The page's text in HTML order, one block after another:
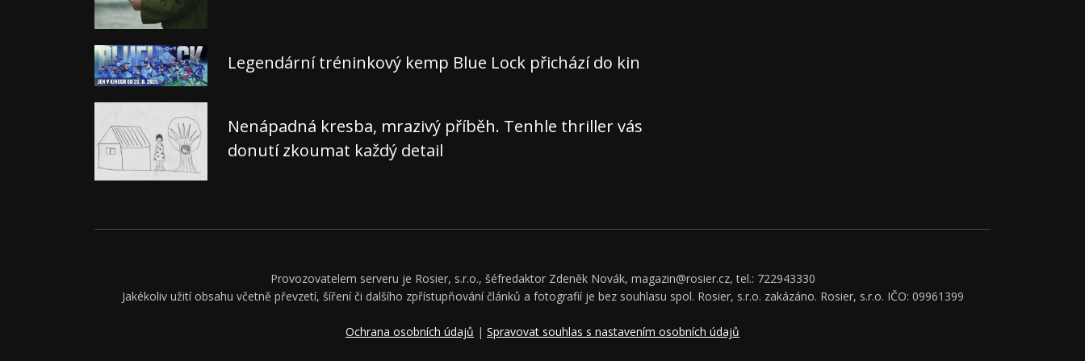
Legendární tréninkový kemp Blue Lock přichází do kin
Nenápadná kresba, mrazivý příběh. Tenhle thriller vás
donutí zkoumat každý detail
Provozovatelem serveru je Rosier, s.r.o., šéfredaktor Zdeněk Novák, magazin@rosier.cz, tel.: 722943330
Jakékoliv užití obsahu včetně převzetí, šíření či dalšího zpřístupňování článků a fotografií je bez souhlasu spol. Rosier, s.r.o. zakázáno. Rosier, s.r.o. IČO: 09961399
Ochrana osobních údajů | Spravovat souhlas s nastavením osobních údajů